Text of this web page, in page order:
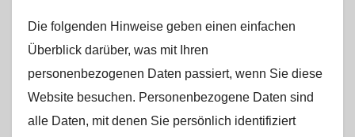
Die folgenden Hinweise geben einen einfachen
Überblick darüber, was mit Ihren
personenbezogenen Daten passiert, wenn Sie diese
Website besuchen. Personenbezogene Daten sind
alle Daten, mit denen Sie persönlich identifiziert